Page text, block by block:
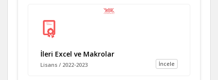
İleri Excel ve Makrolar
İncele
Lisans / 2022-2023